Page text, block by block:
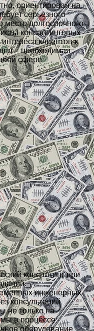
ориентирован на
серьезного
долгосрочного
консалтинговых
клиентов к
– необходимая
сфере
консалтинг при
инженерных
консультаций
не только на
в процессе
оборудование